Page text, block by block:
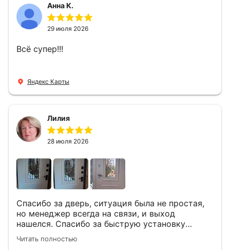
Анна К.
29 июля 2026
Всё супер!!!
Яндекс Карты
Лилия
28 июля 2026
Спасибо за дверь, ситуация была не простая,
но менеджер всегда на связи, и выход
нашелся. Спасибо за быструю установку
Роману, один и привёз, и установил. Надеюсь,
что дверь нам долго послужит
Читать полностью